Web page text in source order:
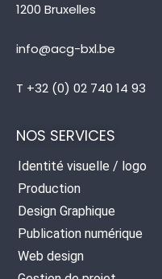
1200 Bruxelles
info@acg-bxl.be
T +32 (0) 02 740 14 93
NOS SERVICES
Identité visuelle / logo
Production
Design Graphique
Publication numérique
Web design